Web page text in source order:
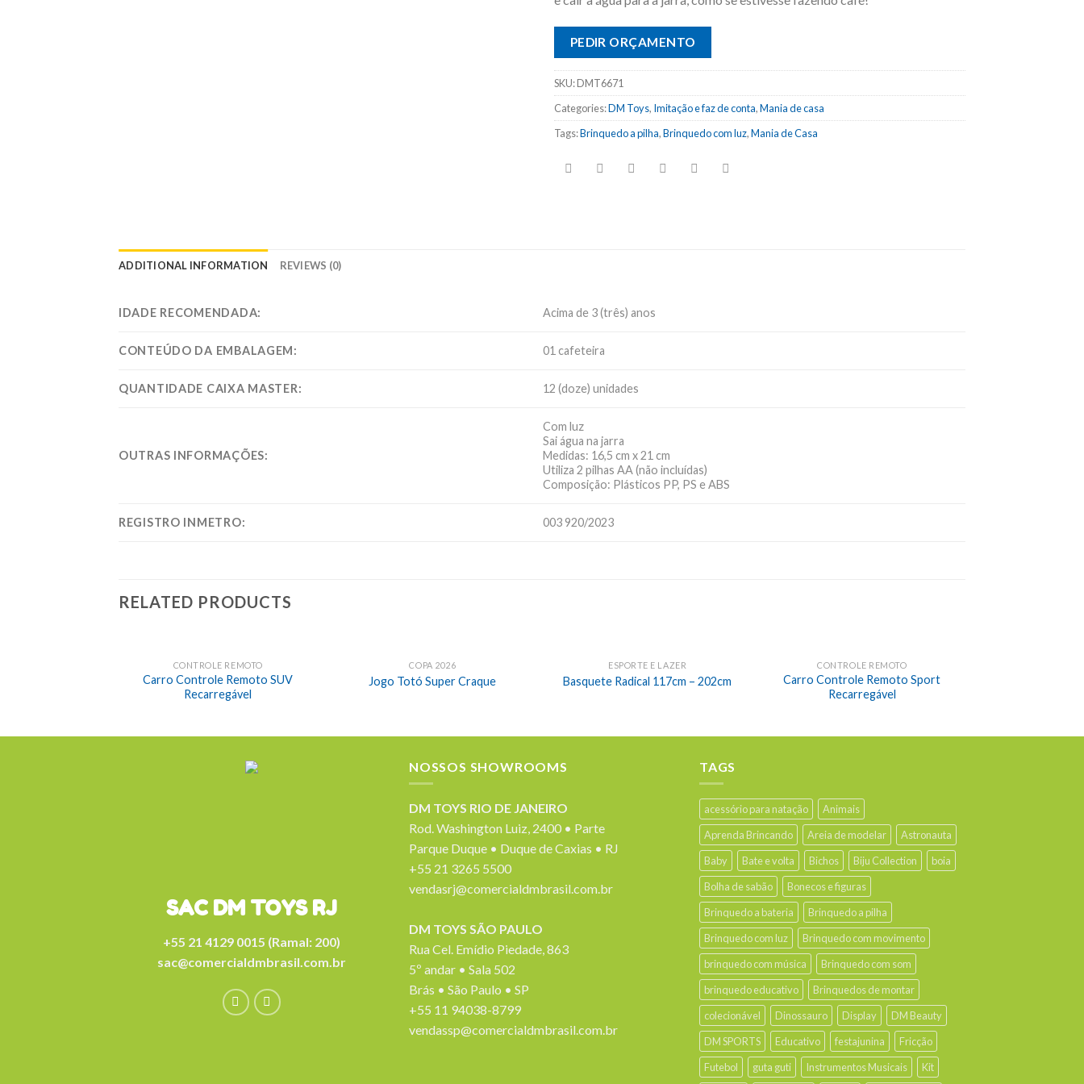
PEDIR ORÇAMENTO
SKU:DMT6671
Categories:DM Toys, Imitação e faz de conta,Mania de casa
Tags:Brinquedo a pilha,Brinquedo com luz,Mania de Casa
ADDITIONAL INFORMATION REVIEWS (0)
IDADE RECOMENDADA: Acima de 3 (três) anos
CONTEÚDO DA EMBALAGEM: 01 cafeteira
QUANTIDADE CAIXA MASTER: 12 (doze) unidades
OUTRAS INFORMAÇÕES:
Com luz
Sai água na jarra
Medidas: 16,5 cm x 21 cm
Utiliza 2 pilhas AA (não incluídas)
Composição: Plásticos PP, PS e ABS
REGISTRO INMETRO: 003 920/2023
RELATED PRODUCTS
CONTROLE REMOTO
Carro Controle Remoto SUV
Recarregável
COPA 2026
Jogo Totó Super Craque
ESPORTE E LAZER
Basquete Radical 117cm – 202cm
CONTROLE REMOTO
Carro Controle Remoto Sport
Recarregável
SAC DM TOYS RJ
+55 21 4129 0015 (Ramal: 200)
sac@comercialdmbrasil.com.br
NOSSOS SHOWROOMS
DM TOYS RIO DE JANEIRO
Rod. Washington Luiz, 2400 • Parte
Parque Duque • Duque de Caxias • RJ
+55 21 3265 5500
vendasrj@comercialdmbrasil.com.br
DM TOYS SÃO PAULO
Rua Cel. Emídio Piedade, 863
5º andar • Sala 502
Brás • São Paulo • SP
+55 11 94038-8799
vendassp@comercialdmbrasil.com.br
TAGS
acessório para natação
Animais
Aprenda Brincando
Areia de modelar
Astronauta
Baby
Bate e volta Bichos Biju Collection
boia
Bolha de sabão
Bonecos e figuras
Brinquedo a bateria
Brinquedo a pilha
Brinquedo com luz
Brinquedo com movimento
brinquedo com música
Brinquedo com som
brinquedo educativo
Brinquedos de montar
colecionável
Dinossauro Display
DM Beauty
DM SPORTS
Educativo festajunina
Fricção
Futebol
guta guti Instrumentos Musicais Kit